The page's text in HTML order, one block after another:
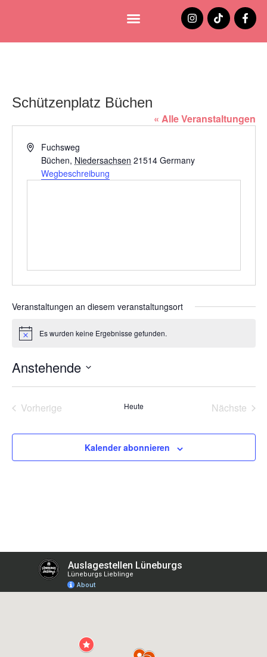
Schützenplatz Büchen
« Alle Veranstaltungen
AdresseFuchsweg
Büchen, Niedersachsen 21514 Germany
Wegbeschreibung
Veranstaltungen an diesem veranstaltungsort
HinweisEs wurden keine Ergebnisse gefunden.
Anstehende
VorherigeVeranstaltungenHeute Nächste
Kalender abonnieren